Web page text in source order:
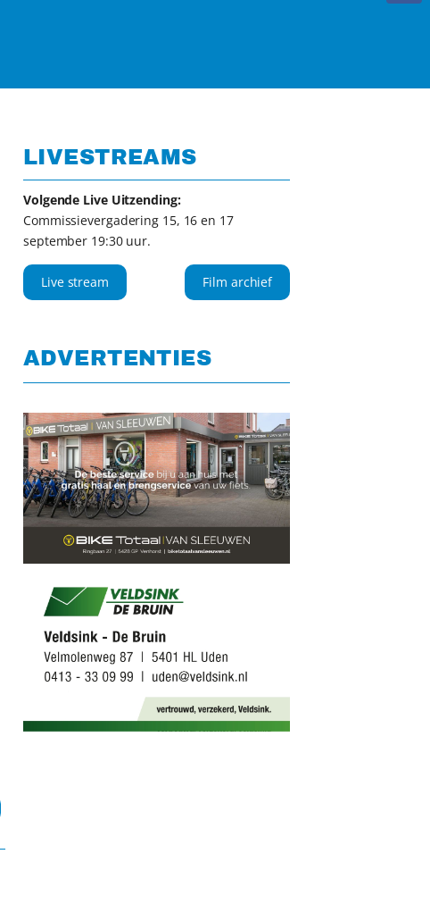
LIVESTREAMS
Volgende Live Uitzending:
Commissievergadering 15, 16 en 17
september 19:30 uur.
Live stream Film archief
ADVERTENTIES